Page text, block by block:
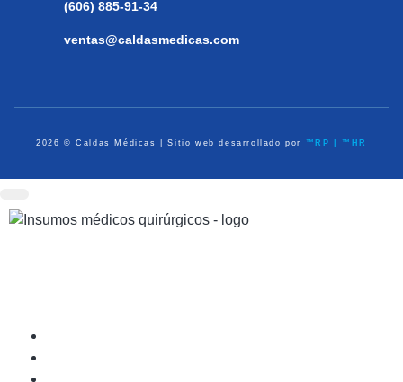
(606) 885-91-34
ventas@caldasmedicas.com
2026 © Caldas Médicas | Sitio web desarrollado por ™RP | ™HR